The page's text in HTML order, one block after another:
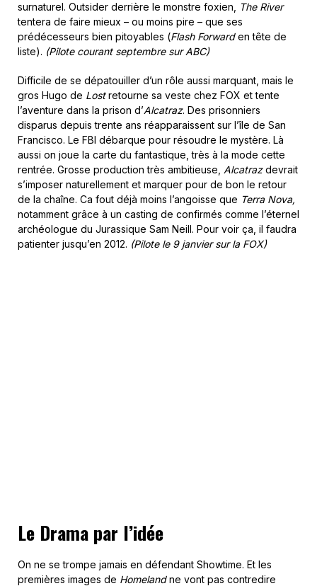
surnaturel. Outsider derrière le monstre foxien,
The River
tentera de faire mieux – ou moins pire – que ses
prédécesseurs bien pitoyables (Flash Forwarden tête de
liste). (Pilote courant septembre sur ABC)
Difficile de se dépatouiller d’un rôle aussi marquant, mais le
gros Hugo de Lostretourne sa veste chez FOX et tente
l’aventure dans la prison d’Alcatraz. Des prisonniers
disparus depuis trente ans réapparaissent sur l’île de San
Francisco. Le FBI débarque pour résoudre le mystère. Là
aussi on joue la carte du fantastique, très à la mode cette
rentrée. Grosse production très ambitieuse, Alcatrazdevrait
s’imposer naturellement et marquer pour de bon le retour
de la chaîne. Ca fout déjà moins l’angoisse que Terra Nova,
notamment grâce à un casting de confirmés comme l’éternel
archéologue du Jurassique Sam Neill. Pour voir ça, il faudra
patienter jusqu’en 2012. (Pilote le 9 janvier sur la FOX)
Le Drama par l’idée
On ne se trompe jamais en défendant Showtime. Et les
premières images de Homelandne vont pas contredire